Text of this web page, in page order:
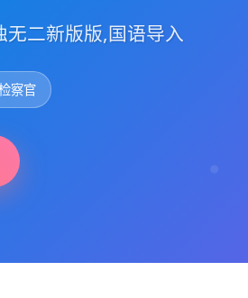
二新版版,国语导入
察官